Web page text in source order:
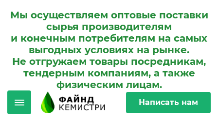
Мы осуществляем оптовые поставки
сырья производителям
и конечным потребителям на самых
выгодных условиях на рынке.
Не отгружаем товары посредникам,
тендерным компаниям, а также
физическим лицам.
Написать нам